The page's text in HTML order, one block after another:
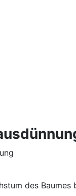
des Baumes